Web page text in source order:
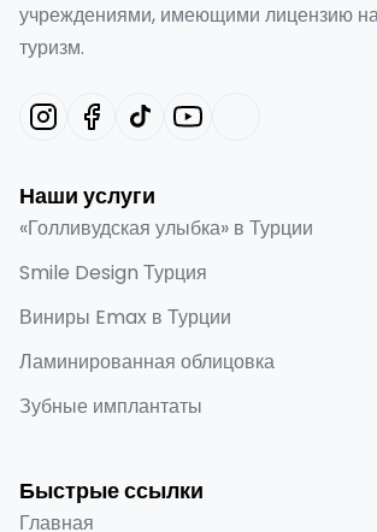
учреждениями, имеющими лицензию
туризм.
Наши услуги
«Голливудская улыбка» в Турции
Smile Design Турция
Виниры Emax в Турции
Ламинированная облицовка
Зубные имплантаты
Быстрые ссылки
Главная